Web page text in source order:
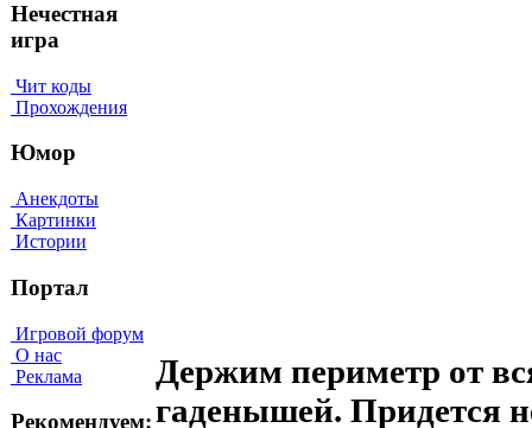
Нечестная
игра
Чит коды
Прохождения
Юмор
Анекдоты
Картинки
Истории
Портал
Игровой форум
О нас
Реклама
Рекомендуем:
Держим периметр от
гаденышей. Придется